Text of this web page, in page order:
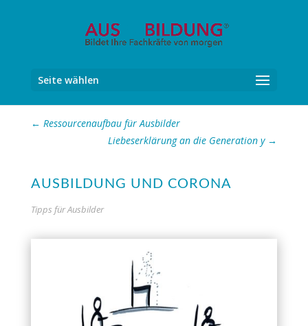
Seite wählen
← Ressourcenaufbau für Ausbilder
Liebeserklärung an die Generation y→
AUSBILDUNG UND CORONA
Tipps für Ausbilder